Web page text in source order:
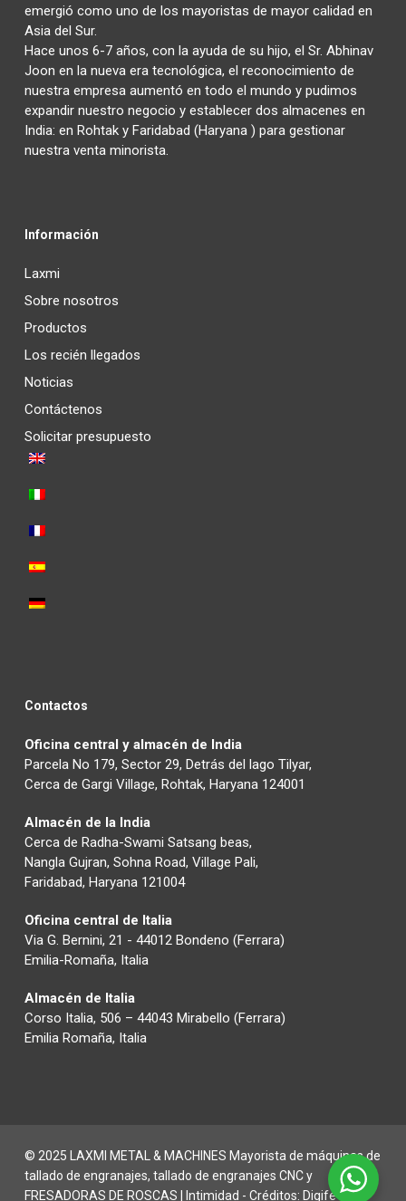
emergió como uno de los mayoristas de mayor calidad en
Asia del Sur.
Hace unos 6-7 años, con la ayuda de su hijo, el Sr. Abhinav
Joon en la nueva era tecnológica, el reconocimiento de
nuestra empresa aumentó en todo el mundo y pudimos
expandir nuestro negocio y establecer dos almacenes en
India: en Rohtak y Faridabad (Haryana ) para gestionar
nuestra venta minorista.
Información
Laxmi
Sobre nosotros
Productos
Los recién llegados
Noticias
Contáctenos
Solicitar presupuesto
Contactos
Oficina central y almacén de India
Parcela No 179, Sector 29, Detrás del lago Tilyar,
Cerca de Gargi Village, Rohtak, Haryana 124001
Almacén de la India
Cerca de Radha-Swami Satsang beas,
Nangla Gujran, Sohna Road, Village Pali,
Faridabad, Haryana 121004
Oficina central de Italia
Via G. Bernini, 21 - 44012 Bondeno (Ferrara)
Emilia-Romaña, Italia
Almacén de Italia
Corso Italia, 506 – 44043 Mirabello (Ferrara)
Emilia Romaña, Italia
© 2025 LAXMI METAL & MACHINES Mayorista de máquinas de
tallado de engranajes, tallado de engranajes CNC y
FRESADORAS DE ROSCAS |
Intimidad - Créditos: Digife